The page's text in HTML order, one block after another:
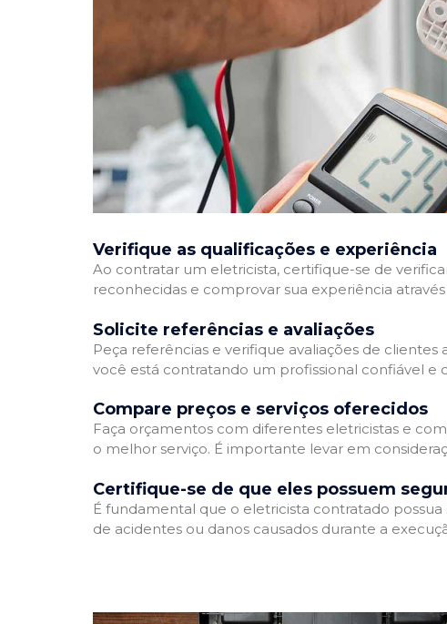
Verifique as qualificações e experiência
Ao contratar um eletricista, certifique-se de
reconhecidas e comprovar sua experiência
Solicite referências e avaliações
Peça referências e verifique avaliações de
você está contratando um profissional confiável e
Compare preços e serviços oferecidos
Faça orçamentos com diferentes eletricistas e
o melhor serviço. É importante levar em
Certifique-se de que eles possuem
É fundamental que o eletricista contratado
de acidentes ou danos causados durante a